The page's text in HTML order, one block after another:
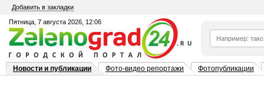
Добавить в закладки
Пятница, 7 августа 2026, 12:06
Новости и публикации Фото-видео репортажи Фотопубликации